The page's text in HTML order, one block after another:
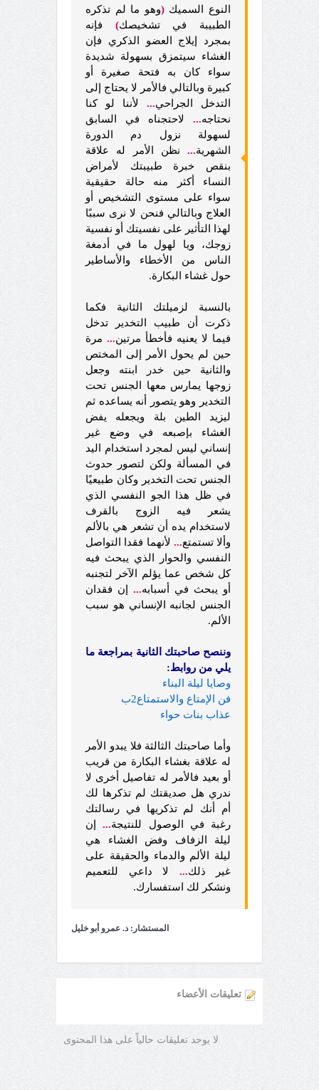
النوع السميك (وهو ما لم تذكره
الطبيبة في تشخيصك)
فإنه
بمجرد إيلاج العضو الذكري فإن
الغشاء سيتمزق بسهولة شديدة
سواء كان به فتحة صغيرة أو
كبيرة وبالتالي فالأمر لا يحتاج إلى
التدخل الجراحي... لأننا لو
كنا
نحتاجه...
لاحتجناه في السابق
لسهولة نزول دم الدورة
الشهرية...
نظن الأمر له علاقة
بنقص خبرة طبيبتك لأمراض
النساء أكثر منه حالة حقيقية
سواء على مستوى التشخيص أو
العلاج وبالتالي فنحن لا نرى سببًا
لهذا التأثير على نفسيتك أو نفسية
زوجك، ويا لهول ما في أدمغة
الناس من الأخطاء والأساطير
حول غشاء البكارة.
بالنسبة لزميلتك الثانية فكما
ذكرت أن طبيب التخدير تدخل
فيما لا يعنيه فأخطأ مرتين... مرة
حين لم يحول الأمر إلى المختص
والثانية حين خدر ابنته وجعل
زوجها يمارس معها الجنس تحت
التخدير وهو يتصور أنه يساعده ثم
ليزيد الطين بلة ويجعله يفض
الغشاء بإصبعه في وضع غير
إنساني ليس لمجرد استخدام اليد
في المسألة ولكن لتصور حدوث
الجنس تحت التخدير وكان طبيعيًا
في ظل هذا الجو النفسي الذي
يشعر فيه الزوج بالقرف
لاستخدام يده أن تشعر هي بالألم
وألا تستمتع... لأنهما فقدا التواصل
النفسي والحوار الذي يبحث فيه
كل شخص عما يؤلم الآخر لتجنبه
أو يبحث في أسبابه...
إن فقدان
الجنس لجانبه الإنساني هو سبب
الألم.
وننصح صاحبتك الثانية بمراجعة ما
يلي من روابط:
وصايا ليلة البناء
فن الإمتاع والاستمتاع2ب
عذاب بنات حواء
وأما صاحبتك الثالثة فلا يبدو الأمر
له علاقة بغشاء البكارة من قريب
أو بعيد فالأمر له تفاصيل أخرى لا
ندري هل صديقتك لم تذكرها لك
أم أنك لم تذكريها في رسالتك
رغبة في الوصول للنتيجة...
إن
ليلة الزفاف وفض الغشاء هي
ليلة الألم والدماء والحقيقة على
غير ذلك...
لا داعي للتعميم
ونشكر لك استفسارك.
المستشار: د. عمرو أبو خليل
تعليقات الأعضاء
لا يوجد تعليقات حالياً على هذا المحتوى